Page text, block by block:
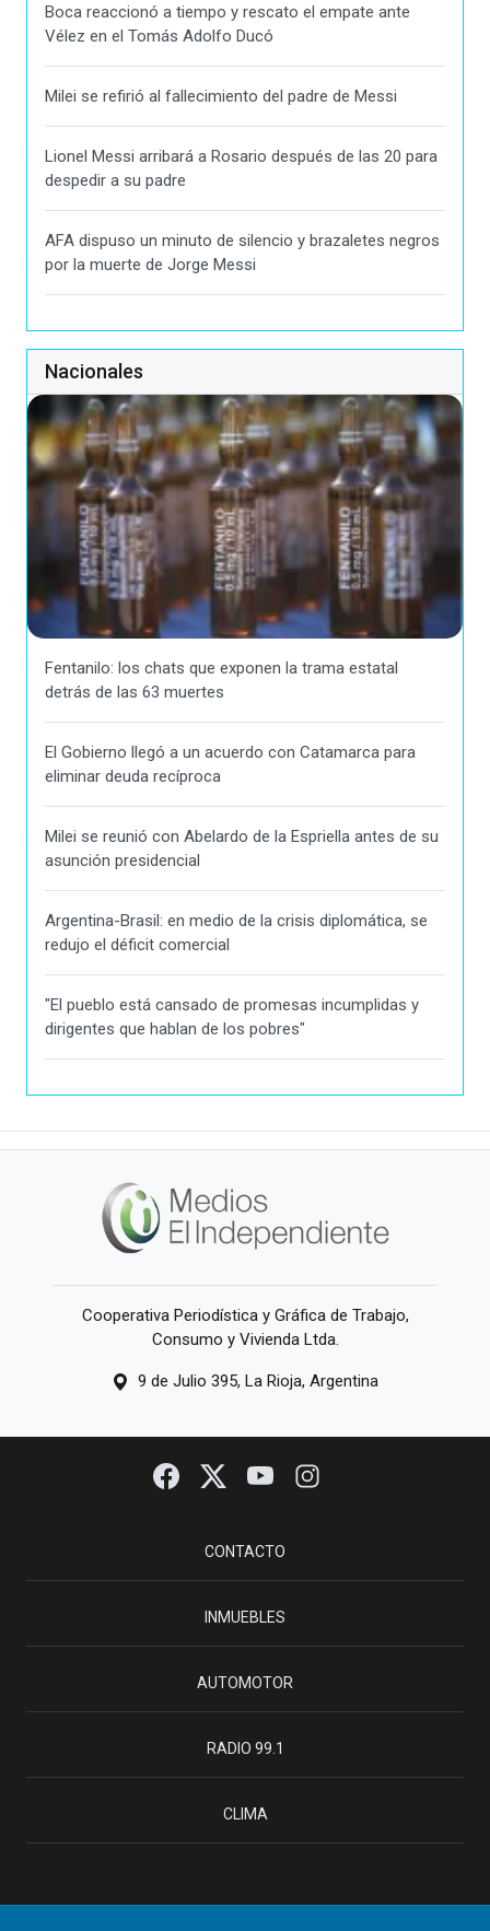
Boca reaccionó a tiempo y rescato el empate ante
Vélez en el Tomás Adolfo Ducó
Milei se refirió al fallecimiento del padre de Messi
Lionel Messi arribará a Rosario después de las 20 para
despedir a su padre
AFA dispuso un minuto de silencio y brazaletes negros
por la muerte de Jorge Messi
Nacionales
Fentanilo: los chats que exponen la trama estatal
detrás de las 63 muertes
El Gobierno llegó a un acuerdo con Catamarca para
eliminar deuda recíproca
Milei se reunió con Abelardo de la Espriella antes de su
asunción presidencial
Argentina-Brasil: en medio de la crisis diplomática, se
redujo el déficit comercial
"El pueblo está cansado de promesas incumplidas y
dirigentes que hablan de los pobres"
Cooperativa Periodística y Gráfica de Trabajo,
Consumo y Vivienda Ltda.
9 de Julio 395, La Rioja, Argentina
CONTACTO
INMUEBLES
AUTOMOTOR
RADIO 99.1
CLIMA